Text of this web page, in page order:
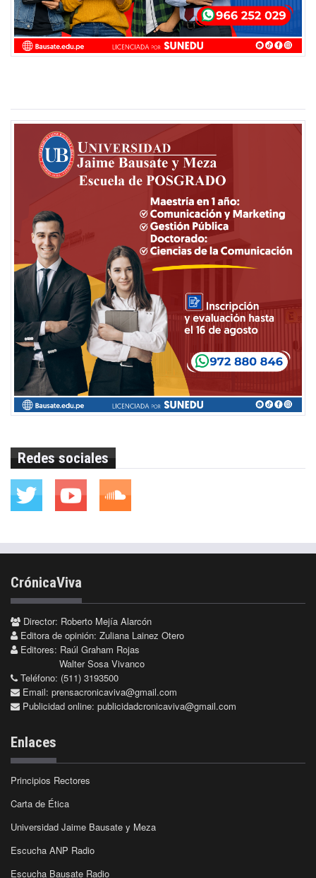
Redes sociales
CrónicaViva
Director: Roberto Mejía Alarcón
Editora de opinión: Zuliana Lainez Otero
Editores: Raúl Graham Rojas
Walter Sosa Vivanco
Teléfono: (511) 3193500
Email: prensacronicaviva@gmail.com
Publicidad online: publicidadcronicaviva@gmail.com
Enlaces
Principios Rectores
Carta de Ética
Universidad Jaime Bausate y Meza
Escucha ANP Radio
Escucha Bausate Radio